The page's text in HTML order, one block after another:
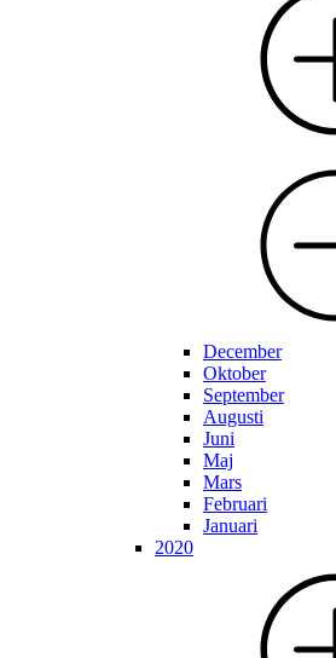
December
Oktober
September
Augusti
Juni
Maj
Mars
Februari
Januari
2020